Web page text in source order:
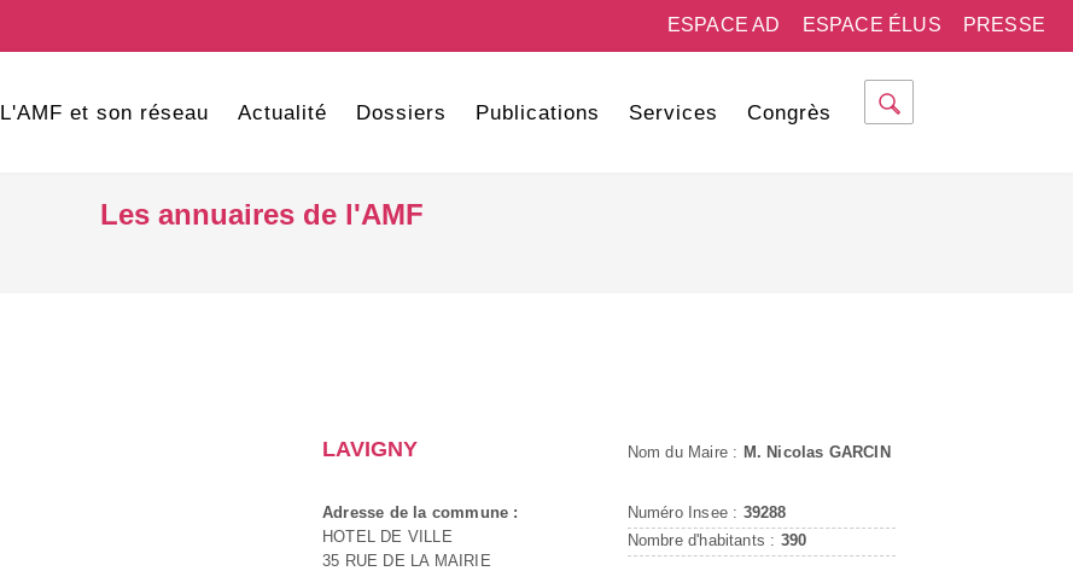
PRESSE
ESPACE ÉLUS
ESPACE AD
L'AMF et son réseau Actualité Dossiers Publications Services Congrès
Les annuaires de l'AMF
LAVIGNY
Adresse de la commune :
HOTEL DE VILLE
35 RUE DE LA MAIRIE
Nom du Maire : M. Nicolas GARCIN
Numéro Insee : 39288
Nombre d'habitants : 390